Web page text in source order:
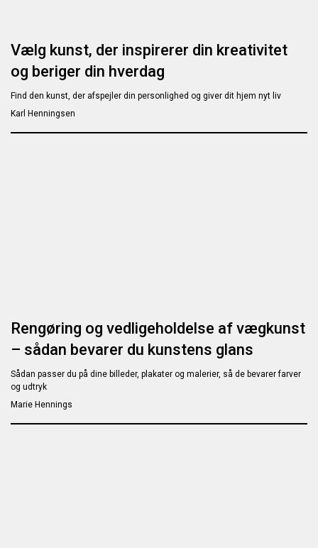
Vælg kunst, der inspirerer din kreativitet
og beriger din hverdag
Find den kunst, der afspejler din personlighed og giver dit hjem nyt liv
Karl Henningsen
Rengøring og vedligeholdelse af vægkunst
– sådan bevarer du kunstens glans
Sådan passer du på dine billeder, plakater og malerier, så de bevarer farver
og udtryk
Marie Hennings